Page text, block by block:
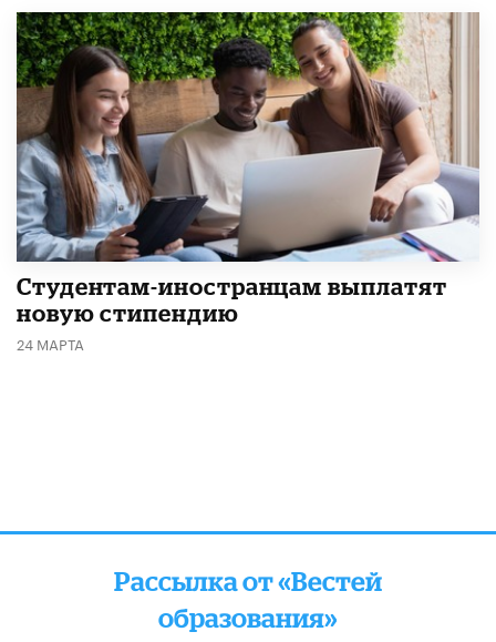
Студентам-иностранцам выплатят
новую стипендию
24 МАРТА
Рассылка от «Вестей
образования»